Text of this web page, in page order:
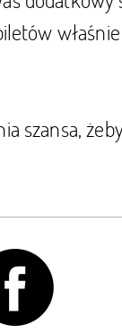
szansa,